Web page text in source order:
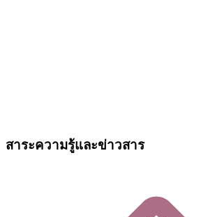
สาระความรู้และข่าวสาร